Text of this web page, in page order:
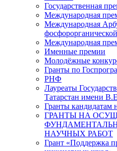
Государственная
Международная
Международная
Международная
Именные премии
Молодёжные
Гранты по
РНФ
Лауреаты
Татарстан имени
Гранты кандидатам
ГРАНТЫ НА
НАУЧНЫХ РАБОТ
Грант «Поддержка